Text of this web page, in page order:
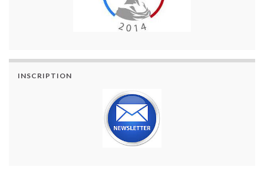
INSCRIPTION